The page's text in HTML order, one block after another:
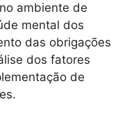
ambiente de
mental dos
das obrigações
dos fatores
de